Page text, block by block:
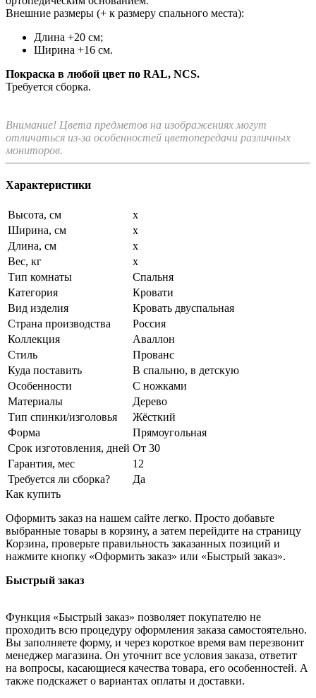
Внешние размеры (+ к размеру спального места):
Длина +20 см;
Ширина +16 см.
Покраска в любой цвет по RAL, NCS.
Требуется сборка.
Внимание! Цвета предметов на изображениях могут
отличаться из-за особенностей цветопередачи различных
мониторов.
Характеристики
Высота, см
x
Ширина, см
x
Длина, см
x
Вес, кг
x
Тип комнаты
Спальня
Категория
Кровати
Вид изделия
Кровать двуспальная
Страна производства
Россия
Коллекция
Аваллон
Стиль
Прованс
Куда поставить
В спальню, в детскую
Особенности
С ножками
Материалы
Дерево
Тип спинки/изголовья
Жёсткий
Форма
Прямоугольная
Срок изготовления, дней От 30
Гарантия, мес
12
Требуется ли сборка?
Да
Как купить
Оформить заказ на нашем сайте легко. Просто добавьте
выбранные товары в корзину, а затем перейдите на страницу
Корзина, проверьте правильность заказанных позиций и
нажмите кнопку «Оформить заказ» или «Быстрый заказ».
Быстрый заказ
Функция «Быстрый заказ» позволяет покупателю не
проходить всю процедуру оформления заказа самостоятельно.
Вы заполняете форму, и через короткое время вам перезвонит
менеджер магазина. Он уточнит все условия заказа, ответит
на вопросы, касающиеся качества товара, его особенностей. А
также подскажет о вариантах оплаты и доставки.